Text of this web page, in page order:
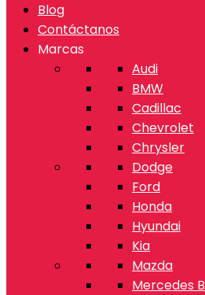
Blog
Contáctanos
Marcas
Audi
BMW
Cadillac
Chevrolet
Chrysler
Dodge
Ford
Honda
Hyundai
Kia
Mazda
Mercedes